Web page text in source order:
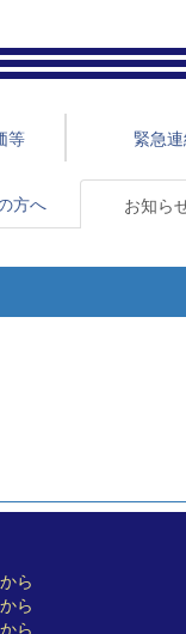
等 緊急
方へ お知ら
ら
ら
ら